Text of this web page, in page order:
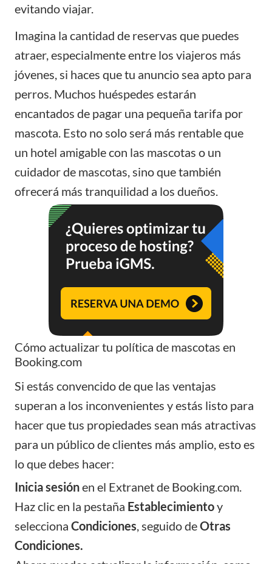
evitando viajar.
Imagina la cantidad de reservas que puedes
atraer, especialmente entre los viajeros más
jóvenes, si haces que tu anuncio sea apto para
perros. Muchos huéspedes estarán
encantados de pagar una pequeña tarifa por
mascota. Esto no solo será más rentable que
un hotel amigable con las mascotas o un
cuidador de mascotas, sino que también
ofrecerá más tranquilidad a los dueños.
Cómo actualizar tu política de mascotas en
Booking.com
Si estás convencido de que las ventajas
superan a los inconvenientes y estás listo para
hacer que tus propiedades sean más atractivas
para un público de clientes más amplio, esto es
lo que debes hacer:
Inicia sesiónen el Extranet de Booking.com.
Haz clic en la pestaña Establecimientoy
selecciona Condiciones , seguido deOtras
Condiciones.